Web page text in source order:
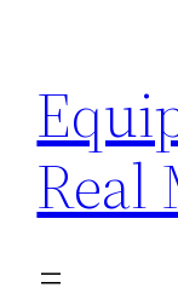
contenido
Real